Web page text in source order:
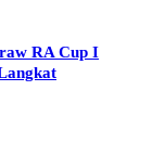
RA Cup I